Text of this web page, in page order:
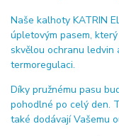
Naše kalhoty KATRIN
úpletovým pasem,
skvělou ochranu ledvin
termoregulaci.
Díky pružnému pasu
pohodlné po celý den.
také dodávají Vašemu